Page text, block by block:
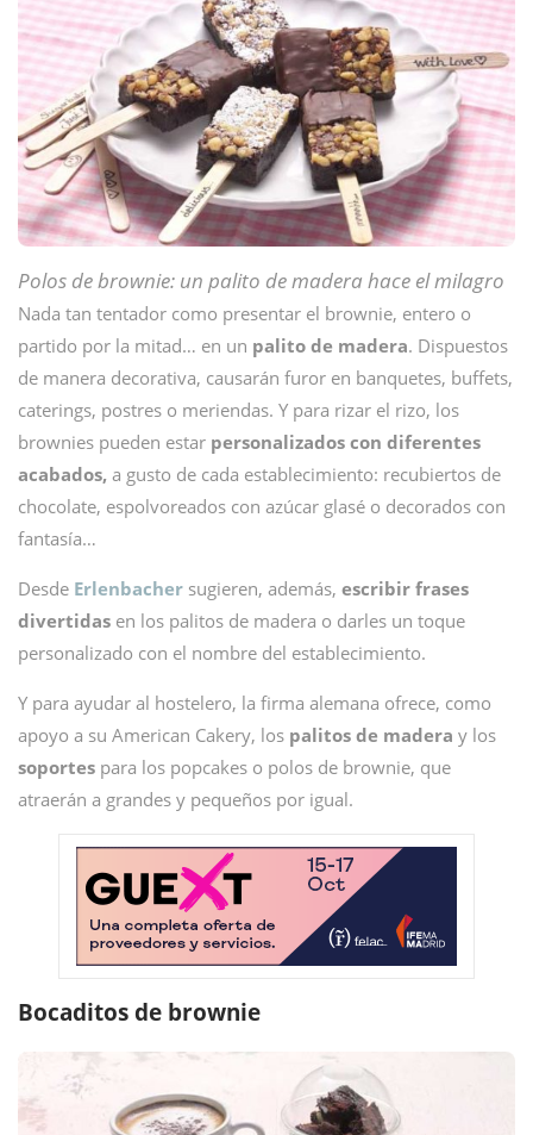
Polos de brownie: un palito de madera hace el milagro
Nada tan tentador como presentar el brownie, entero o
partido por la mitad… en un palito de madera. Dispuestos
de manera decorativa, causarán furor en banquetes, buffets,
caterings, postres o meriendas. Y para rizar el rizo, los
brownies pueden estar personalizados con diferentes
acabados, a gusto de cada establecimiento: recubiertos de
chocolate, espolvoreados con azúcar glasé o decorados con
fantasía…
Desde Erlenbacher sugieren, además, escribir frases
divertidas en los palitos de madera o darles un toque
personalizado con el nombre del establecimiento.
Y para ayudar al hostelero, la firma alemana ofrece, como
apoyo a su American Cakery, los palitos de madera y los
soportes para los popcakes o polos de brownie, que
atraerán a grandes y pequeños por igual.
Bocaditos de brownie